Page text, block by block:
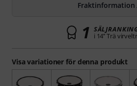
Visa variationer för denna produkt
Fraktinformation
1 i 14’’ Trä